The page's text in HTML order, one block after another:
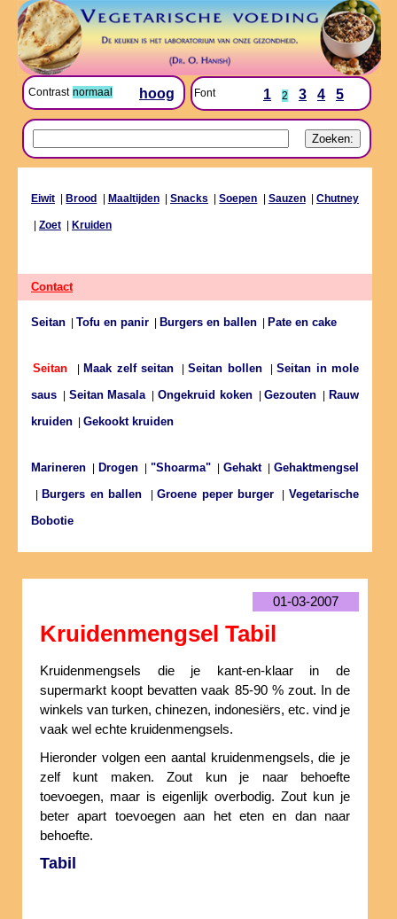
Contrast normaal hoog Font 1 2 3 4 5
Eiwit Brood Maaltijden|Snacks |Soepen Sauzen|Chutney
Zoet Kruiden
Contact
Seitan Tofu en panir Burgers en ballen Pate en cake
Seitan Maak zelf seitan |Seitan bollen|Seitan in mole
saus
Seitan Masala|Ongekruid koken|Gezouten
Rauw
kruiden
Gekookt kruiden
Marineren Drogen "Shoarma" Gehakt|Gehaktmengsel
Burgers en ballen |Groene peper burger |Vegetarische
Bobotie
01-03-2007
Kruidenmengsel Tabil
Kruidenmengsels die je kant-en-klaar in de
supermarkt koopt bevatten vaak 85-90 % zout. In de
winkels van turken, chinezen, indonesiërs, etc. vind je
vaak wel echte kruidenmengsels.
Hieronder volgen een aantal kruidenmengsels, die je
zelf kunt maken. Zout kun je naar behoefte
toevoegen, maar is eigenlijk overbodig. Zout kun je
beter apart toevoegen aan het eten en dan naar
behoefte.
Tabil